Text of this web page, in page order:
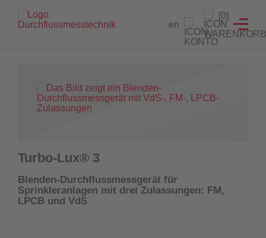
en
[0]
Turbo-Lux® 3
Blenden-Durchflussmessgerät für
Sprinkleranlagen mit drei Zulassungen: FM,
LPCB und VdS
Hydrantenprüfgerät Löschwasserversorgung
Wandhydrantenprüfgerät
Durchflussmessgeräte für Sprinkleranlagen
Hydrantenprüfgeräte für die Löschwasserversorgung
UW3 Serie Überwachungsschalter
Wartung und Reparatur
Zertifikatsgenerator